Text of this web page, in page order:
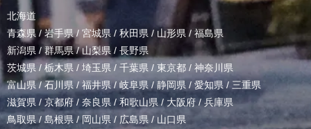
北海道
青森県 / 岩手県/ 宮城県 / 秋田県 / 山形県/ 福島県
新潟県 /群馬県/山梨県 / 長野県
茨城県 / 栃木県 / 埼玉県 / 千葉県 / 東京都 / 神奈川県
富山県 /石川県/福井県/岐阜県 / 静岡県 / 愛知県 / 三重県
滋賀県 / 京都府 / 奈良県 / 和歌山県/ 大阪府 /兵庫県
鳥取県/ 島根県 /岡山県/ 広島県 / 山口県